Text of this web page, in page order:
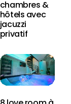
chambres &
hôtels avec
jacuzzi
privatif